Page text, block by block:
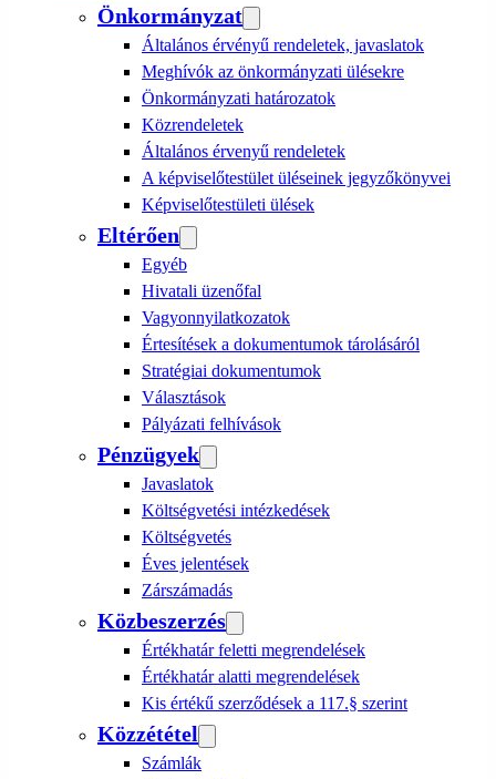
Önkormányzat
Általános érvényű rendeletek, javaslatok
Meghívók az önkormányzati ülésekre
Önkormányzati határozatok
Közrendeletek
Általános érvenyű rendeletek
A képviselőtestület üléseinek jegyzőkönyvei
Képviselőtestületi ülések
Eltérően
Egyéb
Hivatali üzenőfal
Vagyonnyilatkozatok
Értesítések a dokumentumok tárolásáról
Stratégiai dokumentumok
Választások
Pályázati felhívások
Pénzügyek
Javaslatok
Költségvetési intézkedések
Költségvetés
Éves jelentések
Zárszámadás
Közbeszerzés
Értékhatár feletti megrendelések
Értékhatár alatti megrendelések
Kis értékű szerződések a 117.§ szerint
Közzététel
Számlák